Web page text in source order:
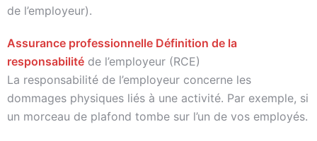
de l’employeur).
Assurance professionnelle Définition de la
responsabilité de l’employeur (RCE)
La responsabilité de l’employeur concerne les
dommages physiques liés à une activité. Par exemple, si
un morceau de plafond tombe sur l’un de vos employés.